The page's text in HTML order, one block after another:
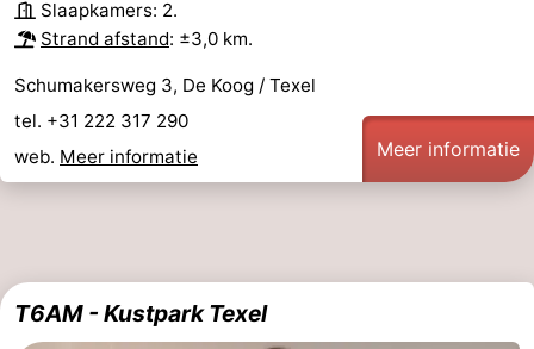
Slaapkamers: 2.
Strand afstand: ±3,0 km.
Schumakersweg 3, De Koog / Texel
tel. +31 222 317 290
web. Meer informatie Meer informatie
T6AM - Kustpark Texel